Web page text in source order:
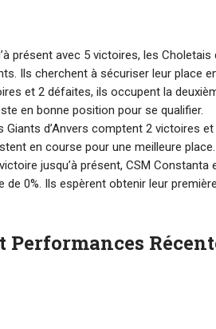
présent avec 5 victoires, les
Ils cherchent à sécuriser leur place
et 2 défaites, ils occupent la
en bonne position pour se qualifier.
Giants d’Anvers comptent 2 victoires
en course pour une meilleure place.
jusqu’à présent, CSM Constanta
0%. Ils espèrent obtenir leur
Performances